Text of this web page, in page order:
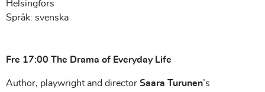
Helsingfors
Språk: svenska
Fre 17:00 The Drama of Everyday Life
Author, playwright and director Saara Turunen’s